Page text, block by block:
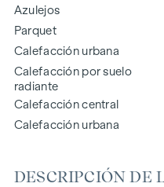
Azulejos
Parquet
Calefacción urbana
Calefacción por suelo
radiante
Calefacción central
Calefacción urbana
DESCRIPCIÓN DE